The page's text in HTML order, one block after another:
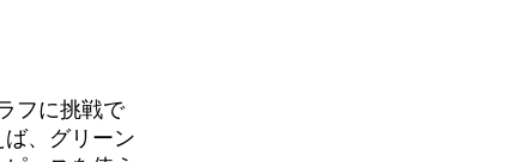
フに挑戦で
、グリーン